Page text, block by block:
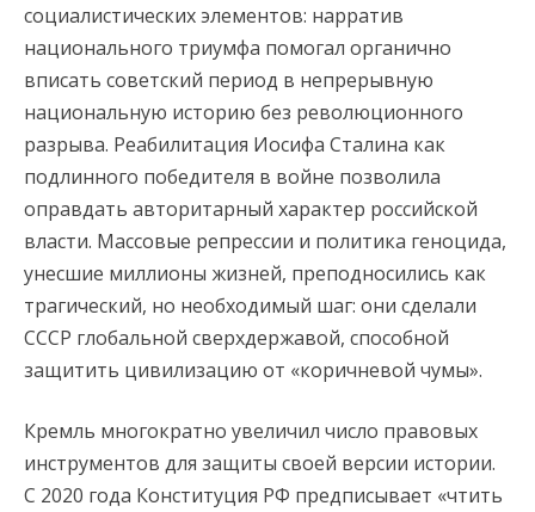
социалистических элементов: нарратив
национального триумфа помогал органично
вписать советский период в непрерывную
национальную историю без революционного
разрыва. Реабилитация Иосифа Сталина как
подлинного победителя в войне позволила
оправдать авторитарный характер российской
власти. Массовые репрессии и политика геноцида,
унесшие миллионы жизней, преподносились как
трагический, но необходимый шаг: они сделали
СССР глобальной сверхдержавой, способной
защитить цивилизацию от «коричневой чумы».
Кремль многократно увеличил число правовых
инструментов для защиты своей версии истории.
С 2020 года Конституция РФ предписывает «чтить